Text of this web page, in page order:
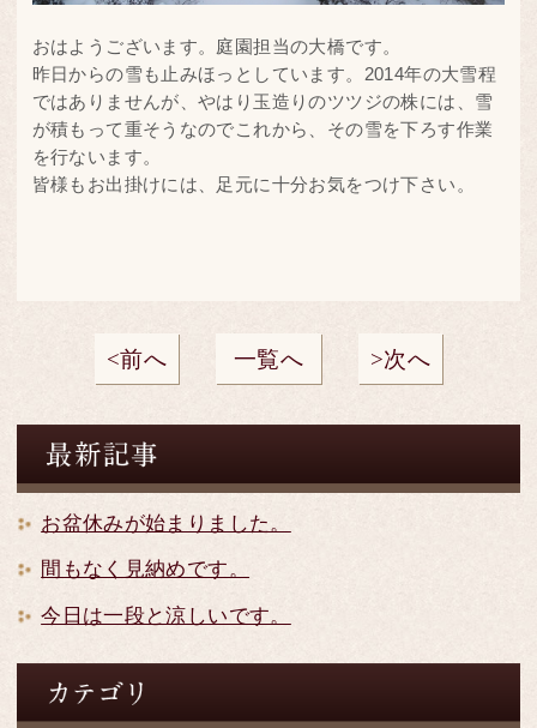
おはようございます。庭園担当の大橋です。
昨日からの雪も止みほっとしています。2014年の大雪程
ではありませんが、やはり玉造りのツツジの株には、雪
が積もって重そうなのでこれから、その雪を下ろす作業
を行ないます。
皆様もお出掛けには、足元に十分お気をつけ下さい。
前へ 一覧へ 次へ
お盆休みが始まりました。
間もなく見納めです。
今日は一段と涼しいです。